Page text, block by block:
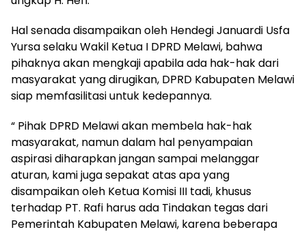
Hal senada disampaikan oleh Hendegi Januardi Usfa
Yursa selaku Wakil Ketua I DPRD Melawi, bahwa
pihaknya akan mengkaji apabila ada hak-hak dari
masyarakat yang dirugikan, DPRD Kabupaten Melawi
siap memfasilitasi untuk kedepannya.
“ Pihak DPRD Melawi akan membela hak-hak
masyarakat, namun dalam hal penyampaian
aspirasi diharapkan jangan sampai melanggar
aturan, kami juga sepakat atas apa yang
disampaikan oleh Ketua Komisi III tadi, khusus
terhadap PT. Rafi harus ada Tindakan tegas dari
Pemerintah Kabupaten Melawi, karena beberapa